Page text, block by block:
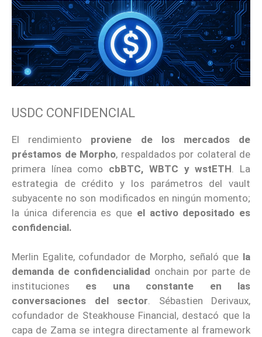
USDC CONFIDENCIAL
El rendimiento proviene de los mercados de
préstamos de Morpho, respaldados por colateral de
primera línea como cbBTC, WBTC y wstETH . La
estrategia de crédito y los parámetros del vault
subyacente no son modificados en ningún momento;
la única diferencia es que el activo depositado es
confidencial.
Merlin Egalite, cofundador de Morpho, señaló que la
demanda de confidencialidad onchain por parte de
instituciones es una constante en las
conversaciones del sector. Sébastien Derivaux,
cofundador de Steakhouse Financial, destacó que la
capa de Zama se integra directamente al framework